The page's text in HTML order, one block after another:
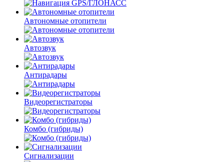
Автономные отопители
Автозвук
Антирадары
Видеорегистраторы
Комбо (гибриды)
Сигнализации